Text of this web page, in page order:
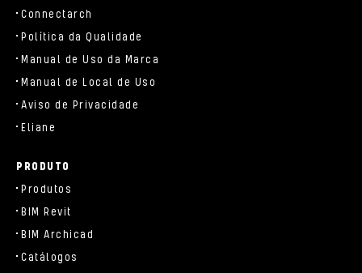
Connectarch
Política da Qualidade
Manual de Uso da Marca
Manual de Local de Uso
Aviso de Privacidade
Eliane
PRODUTO
Produtos
BIM Revit
BIM Archicad
Catálogos